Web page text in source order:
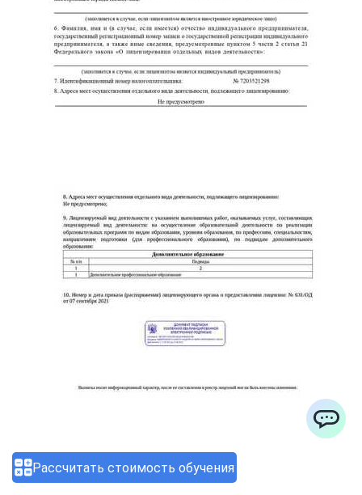
Рассчитать стоимость обучения